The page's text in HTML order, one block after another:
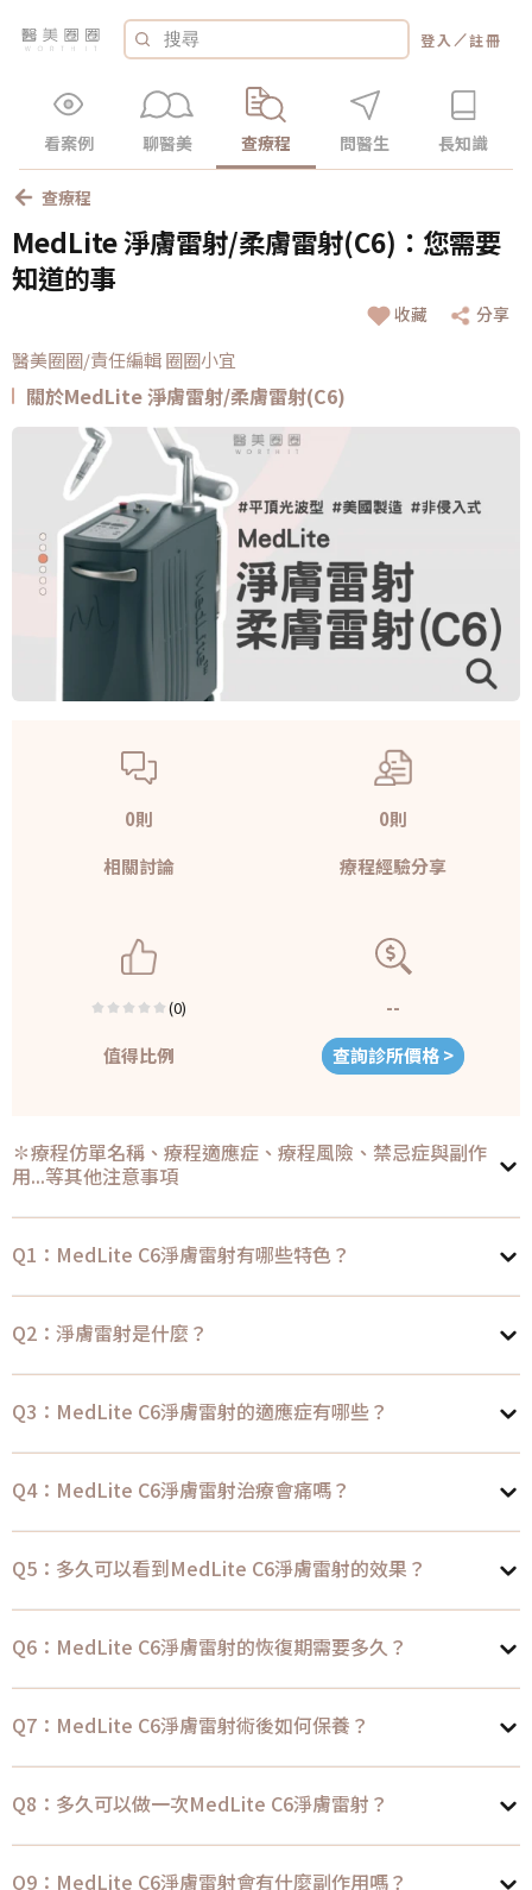
登入 ／註冊
看案例 聊醫美 查療程 問醫生 長知識
查療程
MedLite 淨膚雷射/柔膚雷射(C6)：您需要
知道的事
收藏 分享
醫美圈圈/責任編輯 圈圈小宜
關於MedLite 淨膚雷射/柔膚雷射(C6)
0則
相關討論
0則
療程經驗分享
(0)
值得比例
--
查詢診所價格 >
✽療程仿單名稱、療程適應症、療程風險、禁忌症與副作
用...等其他注意事項
Q1：MedLite C6淨膚雷射有哪些特色？
Q2：淨膚雷射是什麼？
Q3：MedLite C6淨膚雷射的適應症有哪些？
Q4：MedLite C6淨膚雷射治療會痛嗎？
Q5：多久可以看到MedLite C6淨膚雷射的效果？
Q6：MedLite C6淨膚雷射的恢復期需要多久？
Q7：MedLite C6淨膚雷射術後如何保養？
Q8：多久可以做一次MedLite C6淨膚雷射？
Q9：MedLite C6淨膚雷射會有什麼副作用嗎？